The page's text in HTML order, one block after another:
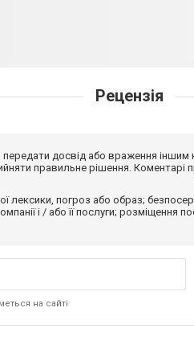
Рецензія
передати досвід або враження
правильне рішення. Коментарі
лексики, погроз або образ;
і / або її послуги; розміщення
на сайті